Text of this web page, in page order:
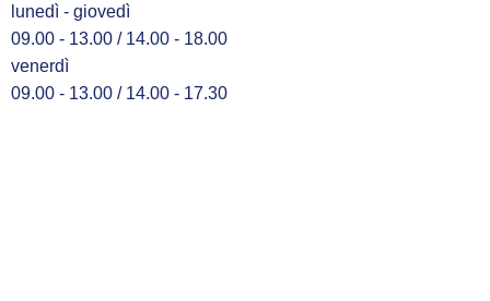
lunedì - giovedì
09.00 - 13.00 / 14.00 - 18.00
venerdì
09.00 - 13.00 / 14.00 - 17.30